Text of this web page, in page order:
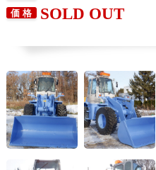
価 格 SOLD OUT